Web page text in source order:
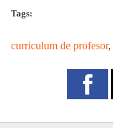
Tags:
curriculum de profesor,